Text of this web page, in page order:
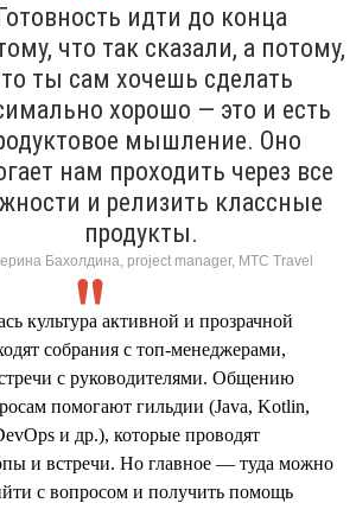
идти до конца
что так сказали, а потому,
ты сам хочешь сделать
хорошо — это и есть
мышление. Оно
нам проходить через все
и релизить классные
продукты.
Бахолдина, project manager, МТС Travel
культура активной и прозрачной
собрания с топ-менеджерами,
с руководителями. Общению
помогают гильдии (Java, Kotlin,
и др.), которые проводят
и встречи. Но главное — туда можно
с вопросом и получить помощь